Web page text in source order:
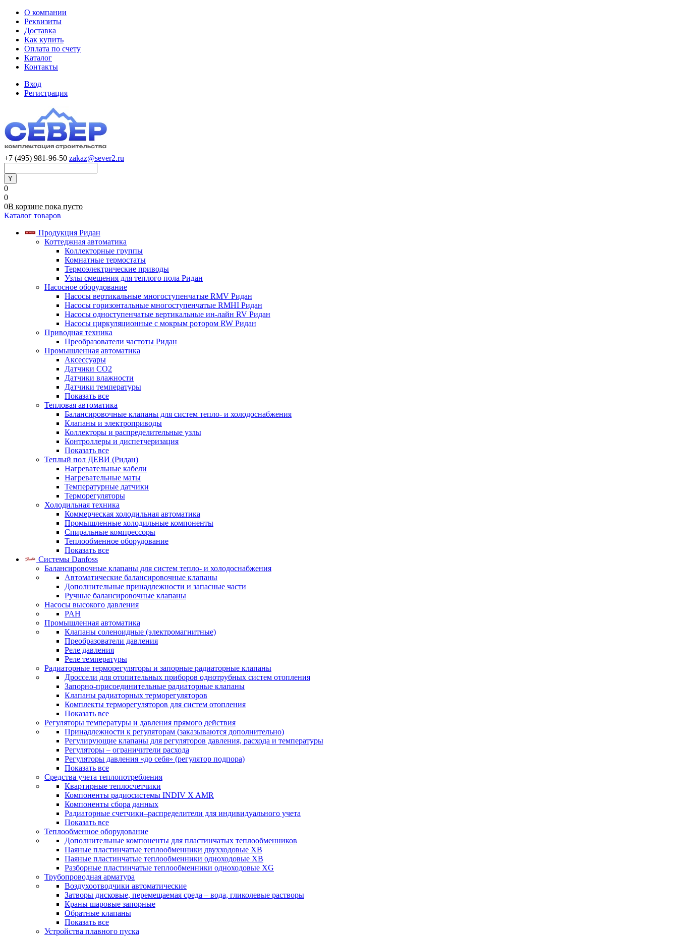
О компании
Реквизиты
Доставка
Как купить
Оплата по счету
Каталог
Контакты
Вход
Регистрация
+7 (495) 981-96-50 zakaz@sever2.ru
0
0
0В корзине пока пусто
Каталог товаров
Продукция Ридан
Коттеджная автоматика
Коллекторные группы
Комнатные термостаты
Термоэлектрические приводы
Узлы смешения для теплого пола Ридан
Насосное оборудование
Насосы вертикальные многоступенчатые RMV Ридан
Насосы горизонтальные многоступенчатые RMHI Ридан
Насосы одноступенчатые вертикальные ин-лайн RV Ридан
Насосы циркуляционные с мокрым ротором RW Ридан
Приводная техника
Преобразователи частоты Ридан
Промышленная автоматика
Аксессуары
Датчики CO2
Датчики влажности
Датчики температуры
Показать все
Тепловая автоматика
Балансировочные клапаны для систем тепло- и холодоснабжения
Клапаны и электроприводы
Коллекторы и распределительные узлы
Контроллеры и диспетчеризация
Показать все
Теплый пол ДЕВИ (Ридан)
Нагревательные кабели
Нагревательные маты
Температурные датчики
Терморегуляторы
Холодильная техника
Коммерческая холодильная автоматика
Промышленные холодильные компоненты
Спиральные компрессоры
Теплообменное оборудование
Показать все
Системы Danfoss
Балансировочные клапаны для систем тепло- и холодоснабжения
Автоматические балансировочные клапаны
Дополнительные принадлежности и запасные части
Ручные балансировочные клапаны
Насосы высокого давления
PAH
Промышленная автоматика
Клапаны соленоидные (электромагнитные)
Преобразователи давления
Реле давления
Реле температуры
Радиаторные терморегуляторы и запорные радиаторные клапаны
Дроссели для отопительных приборов однотрубных систем отопления
Запорно-присоединительные радиаторные клапаны
Клапаны радиаторных терморегуляторов
Комплекты терморегуляторов для систем отопления
Показать все
Регуляторы температуры и давления прямого действия
Принадлежности к регуляторам (заказываются дополнительно)
Регулирующие клапаны для регуляторов давления, расхода и температуры
Регуляторы – ограничители расхода
Регуляторы давления «до себя» (регулятор подпора)
Показать все
Средства учета теплопотребления
Квартирные теплосчетчики
Компоненты радиосистемы INDIV X AMR
Компоненты сбора данных
Радиаторные счетчики–распределители для индивидуального учета
Показать все
Теплообменное оборудование
Дополнительные компоненты для пластинчатых теплообменников
Паяные пластинчатые теплообменники двухходовые XB
Паяные пластинчатые теплообменники одноходовые ХВ
Разборные пластинчатые теплообменники одноходовые ХG
Трубопроводная арматура
Воздухоотводчики автоматические
Затворы дисковые, перемещаемая среда – вода, гликолевые растворы
Краны шаровые запорные
Обратные клапаны
Показать все
Устройства плавного пуска